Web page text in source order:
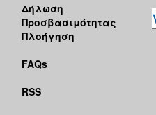
Δήλωση
Προσβασιμότητας
Πλοήγηση
FAQs
RSS